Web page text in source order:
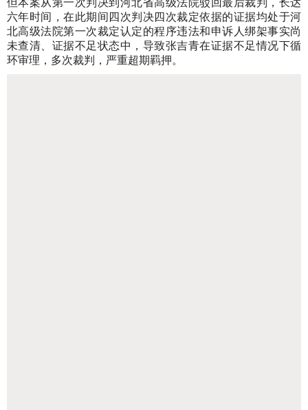
六年时间，在此期间四次判决四次裁定依据的证据均处于河
北高级法院第一次裁定认定的程序违法和申诉人绑架事实尚
未查清、证据不足状态中，导致张吉青在证据不足情况下循
环审理，多次裁判，严重超期羁押。